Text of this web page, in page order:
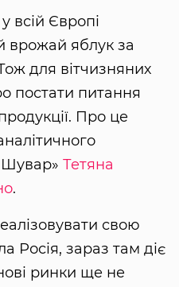
всій Європі
врожай яблук за
для вітчизняних
постати питання
Про це
Тетяна
.
свою
Росія, зараз там діє
ринки ще не